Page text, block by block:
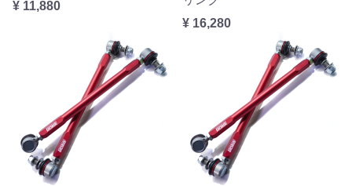
¥ 11,880
¥ 16,280